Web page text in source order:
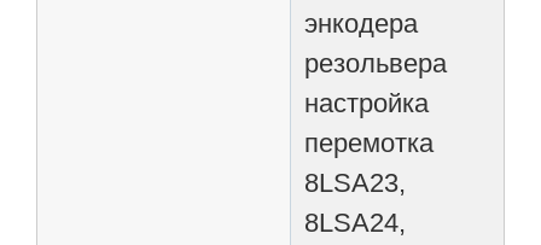
энкодера
резольвера
настройка
перемотка
8LSA23,
8LSA24,